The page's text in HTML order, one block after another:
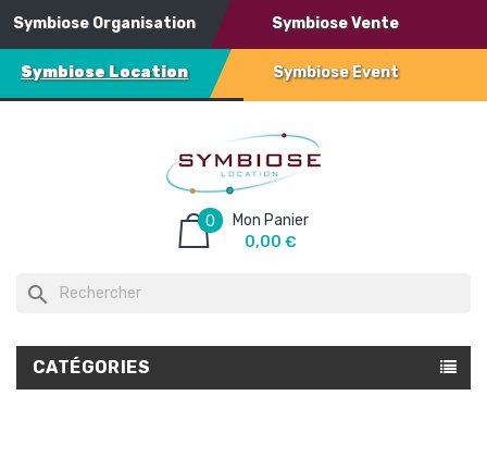
Symbiose Organisation Symbiose Vente
Symbiose Location Symbiose Event
Mon Panier
0
0,00 €
search
CATÉGORIES